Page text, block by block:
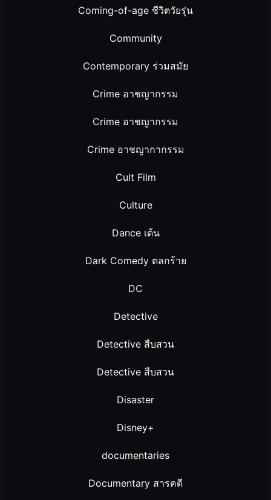
Coming-of-age ชีวิตวัยรุ่น
Community
Contemporary ร่วมสมัย
Crime อาชญากรรม
Crime อาชญากรรม
Crime อาชญากากรรม
Cult Film
Culture
Dance เต้น
Dark Comedy ตลกร้าย
DC
Detective
Detective สืบสวน
Detective สืบสวน
Disaster
Disney+
documentaries
Documentary สารคดี